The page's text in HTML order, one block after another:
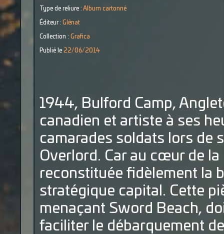
Type de reliure : Album cartonné
Éditeur : Glénat
Collection : Grafica
Publié le 22/06/2014
1944, Bulford Camp,
canadien et artiste à ses
camarades soldats lors de
Overlord. Car au cœur de
reconstituée fidèlement la
stratégique capital. Cette
menaçant Sword Beach,
faciliter le débarquement